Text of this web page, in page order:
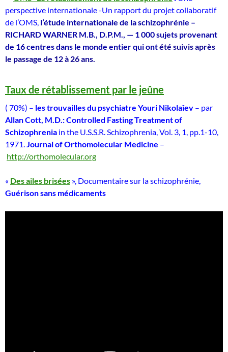
perspective internationale -Un rapport du projet collaboratif
de l’OMS, l’étude internationale de la schizophrénie –
RICHARD WARNER M.B., D.P.M., — 1 000 sujets provenant
de 16 centres dans le monde entier qui ontété suivis après
le passage de 12 à 26 ans.
Taux de rétablissement par le jeûne
( 70%) – les trouvailles du psychiatre Youri Nikolaîev – par
Allan Cott, M.D.: Controlled Fasting Treatment of
Schizophrenia in the U.S.S.R. Schizophrenia, Vol. 3, 1, pp.1-10,
1971.Journal of Orthomolecular Medicine –
http://orthomolecular.org
« Des ailes brisées », Documentaire sur la schizophrénie,
Guérison sans médicaments